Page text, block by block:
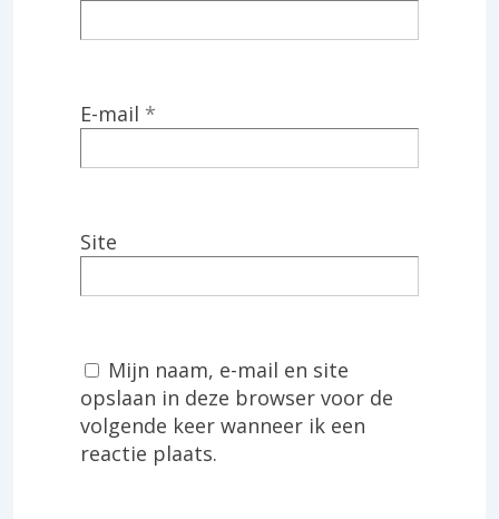
E-mail *
Site
Mijn naam, e-mail en site
opslaan in deze browser voor de
volgende keer wanneer ik een
reactie plaats.